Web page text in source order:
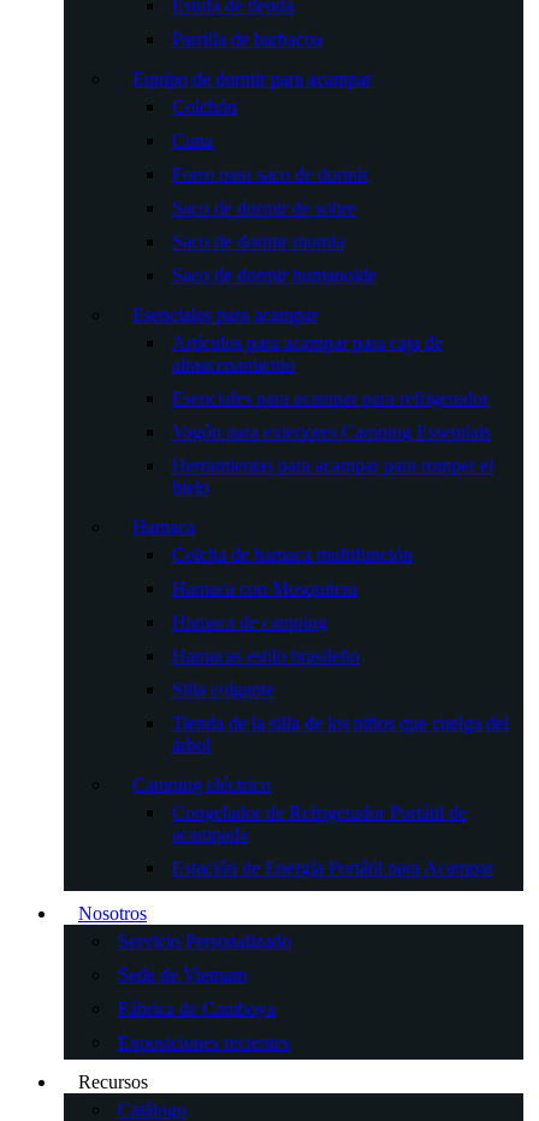
Estufa de tienda
Parrilla de barbacoa
Equipo de dormir para acampar
Colchón
Cuna
Forro para saco de dormir
Saco de dormir de sobre
Saco de dormir momia
Saco de dormir humanoide
Esenciales para acampar
Artículos para acampar para caja de
almacenamiento
Esenciales para acampar para refrigerador
Vagón para exteriores Camping Essentials
Herramientas para acampar para romper el
hielo
Hamaca
Colcha de hamaca multifunción
Hamaca con Mosquitera
Hamaca de camping
Hamacas estilo brasileño
Silla colgante
Tienda de la silla de los niños que cuelga del
árbol
Camping eléctrico
Congelador de Refrigerador Portátil de
acampada
Estación de Energía Portátil para Acampar
Nosotros
Servicio Personalizado
Sede de Vietnam
Fábrica de Camboya
Exposiciones recientes
Recursos
Catálogo